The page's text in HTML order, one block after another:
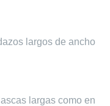
largos de ancho
largas como en